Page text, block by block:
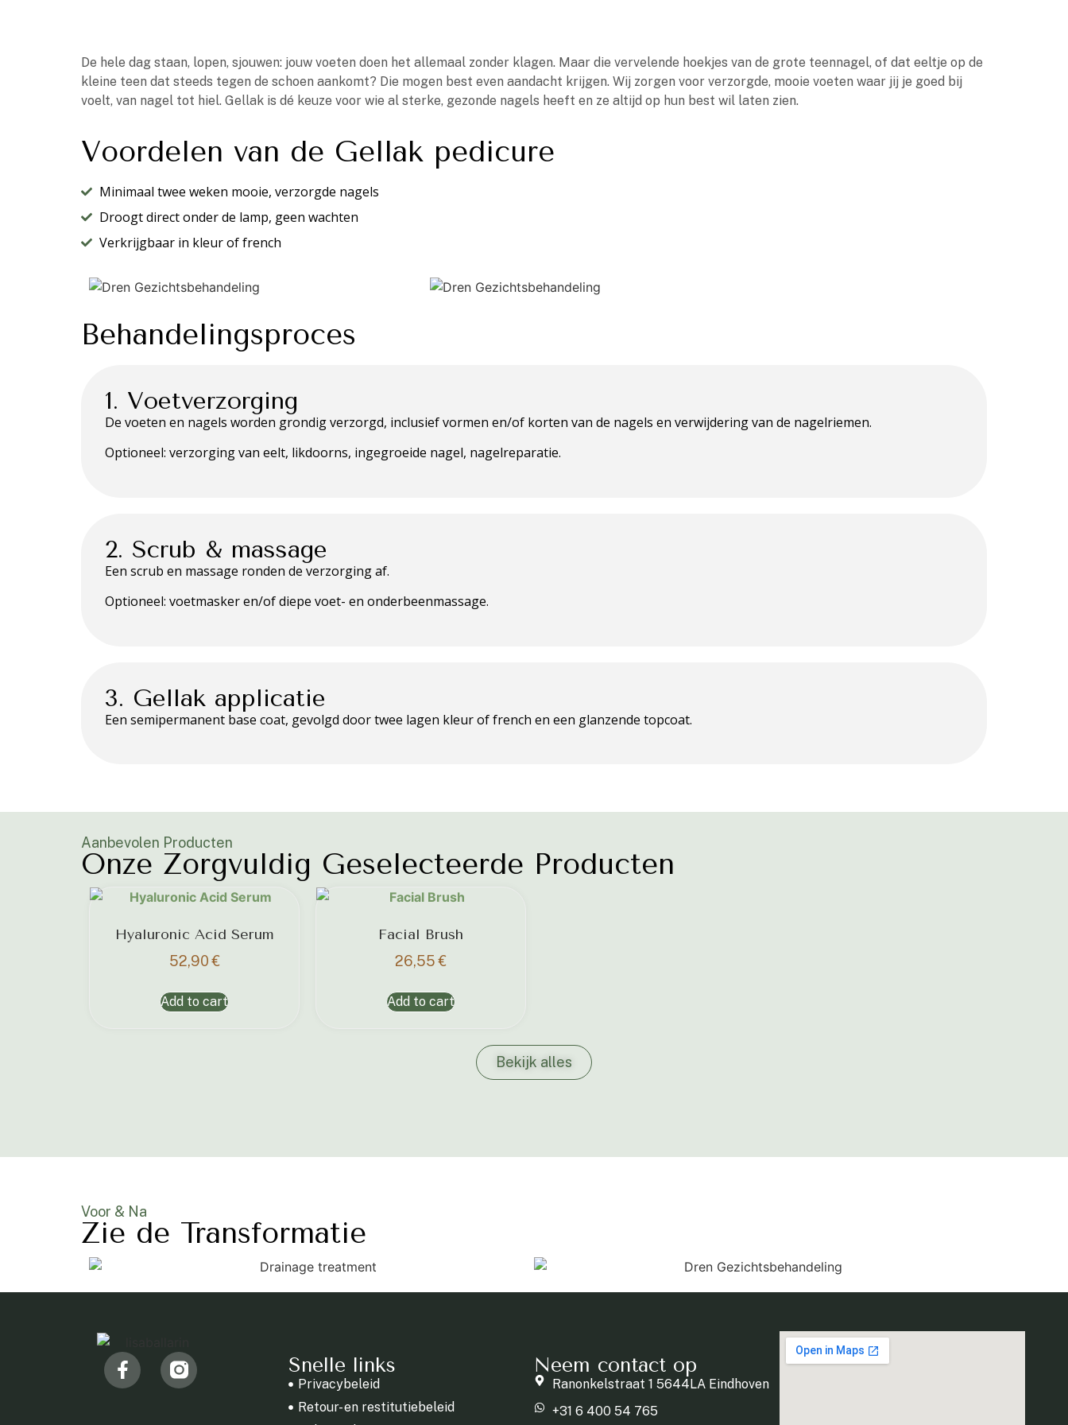
De hele dag staan, lopen, sjouwen: jouw voeten doen het allemaal zonder klagen. Maar die vervelende hoekjes van de grote teennagel, of dat eeltje op de
kleine teen dat steeds tegen de schoen aankomt? Die mogen best even aandacht krijgen. Wij zorgen voor verzorgde, mooie voeten waar jij je goed bij
voelt, van nagel tot hiel. Gellak is dé keuze voor wie al sterke, gezonde nagels heeft en ze altijd op hun best wil laten zien.
Voordelen van de Gellak pedicure
Minimaal twee weken mooie, verzorgde nagels
Droogt direct onder de lamp, geen wachten
Verkrijgbaar in kleur of french
Behandelingsproces
1. Voetverzorging
De voeten en nagels worden grondig verzorgd, inclusief vormen en/of korten van de nagels en verwijdering van de nagelriemen.
Optioneel: verzorging van eelt, likdoorns, ingegroeide nagel, nagelreparatie.
2. Scrub & massage
Een scrub en massage ronden de verzorging af.
Optioneel: voetmasker en/of diepe voet- en onderbeenmassage.
3. Gellak applicatie
Een semipermanent base coat, gevolgd door twee lagen kleur of french en een glanzende topcoat.
Aanbevolen Producten
Onze Zorgvuldig Geselecteerde Producten
Hyaluronic Acid Serum
52,90€
Add to cart
Facial Brush
26,55€
Add to cart
Bekijk alles
Voor & Na
Zie de Transformatie
Snelle links
Privacybeleid
Retour- en restitutiebeleid
Neem contact op
Ranonkelstraat 1 5644LA Eindhoven
+31 6 400 54 765